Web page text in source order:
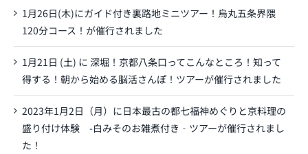
1月26日(木)にガイド付き裏路地ミニツアー！烏丸五条界隈
120分コース！が催行されました
1月21日 (土) に 深堀！京都八条口ってこんなところ！知って
得する！朝から始める脳活さんぽ！ツアーが催行されました
2023年1月2日（月）に日本最古の都七福神めぐりと京料理の
盛り付け体験 -白みそのお雑煮付き‐ツアーが催行されまし
た！